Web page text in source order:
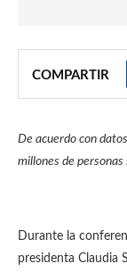
COMPARTIR
De acuerdo con
millones de
Durante la
presidenta Claudia